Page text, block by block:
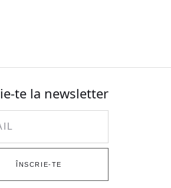
te la newsletter
ÎNSCRIE-TE